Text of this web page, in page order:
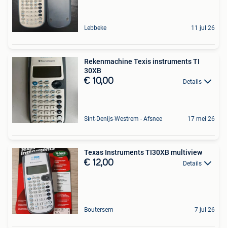
Lebbeke 11 jul 26
Rekenmachine Texis instruments TI
30XB
€ 10,00 Details
Sint-Denijs-Westrem - Afsnee 17 mei 26
Texas Instruments TI30XB multiview
€ 12,00 Details
Boutersem 7 jul 26